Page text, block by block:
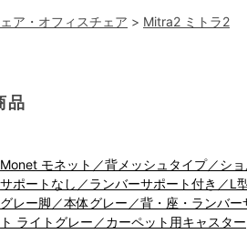
ア・オフィスチェア > Mitra2 ミトラ2
品
Monet モネット／背メッシュタイプ／シ
サポートなし／ランバーサポート付き／L
グレー脚／本体グレー／背・座・ランバー
ト ライトグレー／カーペット用キャスター